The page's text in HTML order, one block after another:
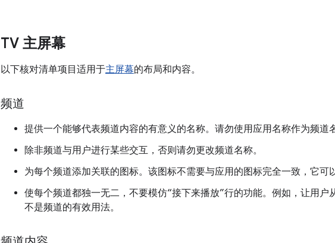
TV 主屏幕
以下核对清单项目适用于主屏幕的布局和内容。
频道
提供一个能够代表频道内容的有意义的名称。请勿使用应用名称作为频道
除非频道与用户进行某些交互，否则请勿更改频道名称。
为每个频道添加关联的图标。该图标不需要与应用的图标完全一致，它可
使每个频道都独一无二，不要模仿“接下来播放”行的功能。例如，让用户
不是频道的有效用法。